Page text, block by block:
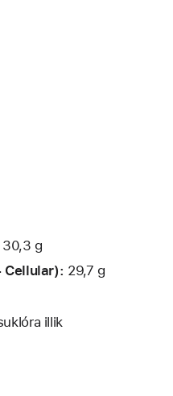
30,3 g
Cellular): 29,7 g
illik